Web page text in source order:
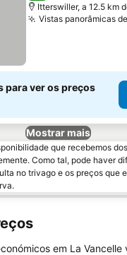
Itterswiller, a 12.5 km
Vistas panorâmicas
para ver os preços
Mostrar mais
que recebemos
Como tal, pode haver
no trivago e os preços que
em La Vancelle